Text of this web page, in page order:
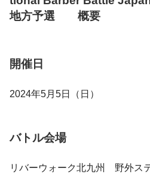
地方予選 概要
開催日
2024年5月5日（日）
バトル会場
リバーウォーク北九州 野外ス